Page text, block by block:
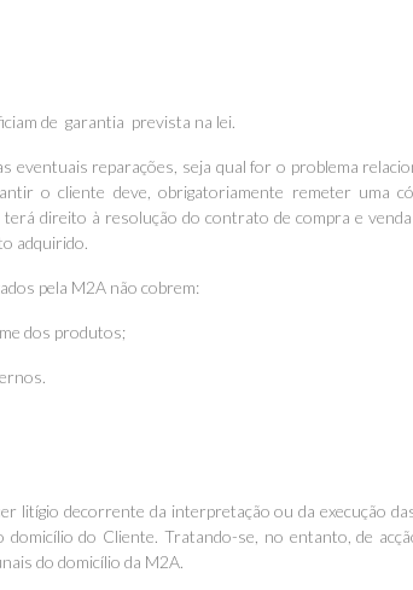
de garantia prevista na lei.
eventuais reparações, seja qual for o problema
o cliente deve, obrigatoriamente remeter uma
direito à resolução do contrato de compra e
adquirido.
pela M2A não cobrem:
dos produtos;
litígio decorrente da interpretação ou da execução
do Cliente. Tratando-se, no entanto, de
do domicílio da M2A.